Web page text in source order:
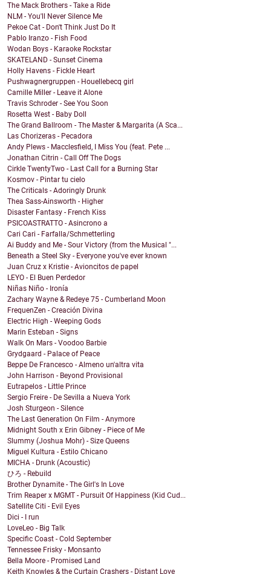
The Mack Brothers - Take a Ride
NLM - You'll Never Silence Me
Pekoe Cat - Don't Think Just Do It
Pablo Iranzo - Fish Food
Wodan Boys - Karaoke Rockstar
SKATELAND - Sunset Cinema
Holly Havens - Fickle Heart
Pushwagnergruppen - Houellebecq girl
Camille Miller - Leave it Alone
Travis Schroder - See You Soon
Rosetta West - Baby Doll
The Grand Ballroom - The Master & Margarita (A Sca...
Las Chorizeras - Pecadora
Andy Plews - Macclesfield, I Miss You (feat. Pete ...
Jonathan Citrin - Call Off The Dogs
Cirkle TwentyTwo - Last Call for a Burning Star
Kosmov - Pintar tu cielo
The Criticals - Adoringly Drunk
Thea Sass-Ainsworth - Higher
Disaster Fantasy - French Kiss
PSICOASTRATTO - Asincrono a
Cari Cari - Farfalla/Schmetterling
Ai Buddy and Me - Sour Victory (from the Musical "...
Beneath a Steel Sky - Everyone you've ever known
Juan Cruz x Kristie - Avioncitos de papel
LEYO - El Buen Perdedor
Niñas Niño - Ironía
Zachary Wayne & Redeye 75 - Cumberland Moon
FrequenZen - Creación Divina
Electric High - Weeping Gods
Marin Esteban - Signs
Walk On Mars - Voodoo Barbie
Grydgaard - Palace of Peace
Beppe De Francesco - Almeno un'altra vita
John Harrison - Beyond Provisional
Eutrapelos - Little Prince
Sergio Freire - De Sevilla a Nueva York
Josh Sturgeon - Silence
The Last Generation On Film - Anymore
Midnight South x Erin Gibney - Piece of Me
Slummy (Joshua Mohr) - Size Queens
Miguel Kultura - Estilo Chicano
MICHA - Drunk (Acoustic)
ひろ - Rebuild
Brother Dynamite - The Girl's In Love
Trim Reaper x MGMT - Pursuit Of Happiness (Kid Cud...
Satellite Citi - Evil Eyes
Dici - I run
LoveLeo - Big Talk
Specific Coast - Cold September
Tennessee Frisky - Monsanto
Bella Moore - Promised Land
Keith Knowles & the Curtain Crashers - Distant Love